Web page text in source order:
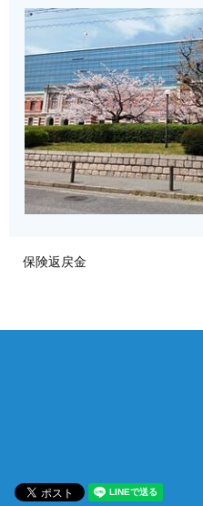
保険返戻金